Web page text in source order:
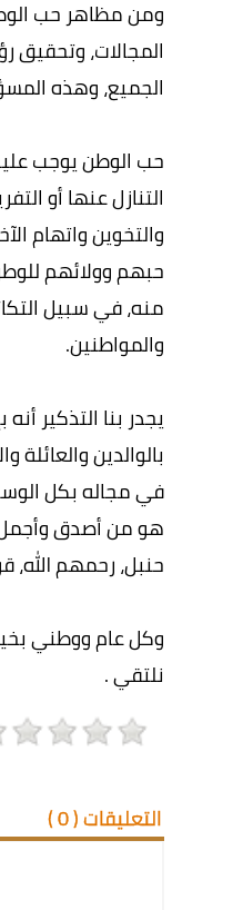
ومن مظاهر حب
الجميع، وهذه
حب الوطن يوجب
التنازل عنها أو
والتخوين واتهام
حبهم وولائهم
منه، في سبيل
والمواطنين.
يجدر بنا التذكير
بالوالدين
في مجاله بكل
هو من أصدق
حنبل، رحمهم الله،
وكل عام ووطني
نلتقي .
التعليقات (0
)